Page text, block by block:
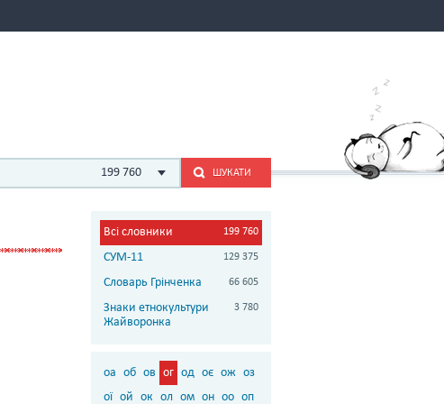
199 760 ШУКАТИ
Всі словники 199 760
СУМ-11 129 375
Словарь Грінченка 66 605
Знаки етнокультури
Жайворонка
3 780
оа об ов ог од оє ож оз
ої ой ок ол ом он оо оп